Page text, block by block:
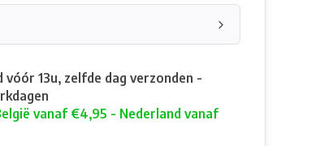
vóór 13u, zelfde dag verzonden -
vanaf €4,95 - Nederland vanaf